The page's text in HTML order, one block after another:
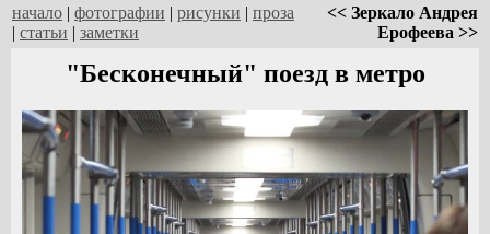
начало | фотографии | рисунки | проза
| статьи | заметки
<< Зеркало Андрея
Ерофеева >>
"Бесконечный" поезд в метро